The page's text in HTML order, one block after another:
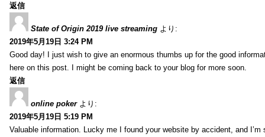
返信
State of Origin 2019 live streaming より:
2019年5月19日 3:24 PM
Good day! I just wish to give an enormous thumbs up for the good
here on this post. I might be coming back to your blog for more soon.
返信
online poker より:
2019年5月19日 5:19 PM
Valuable information. Lucky me I found your website by accident, and I’m